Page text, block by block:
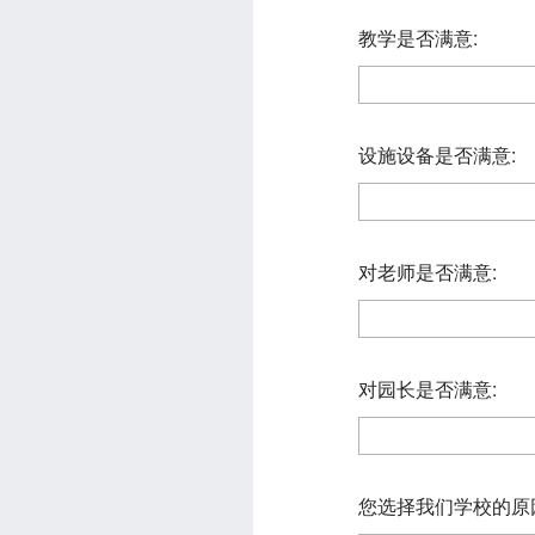
教学是否满意:
设施设备是否满意:
对老师是否满意:
对园长是否满意:
您选择我们学校的原